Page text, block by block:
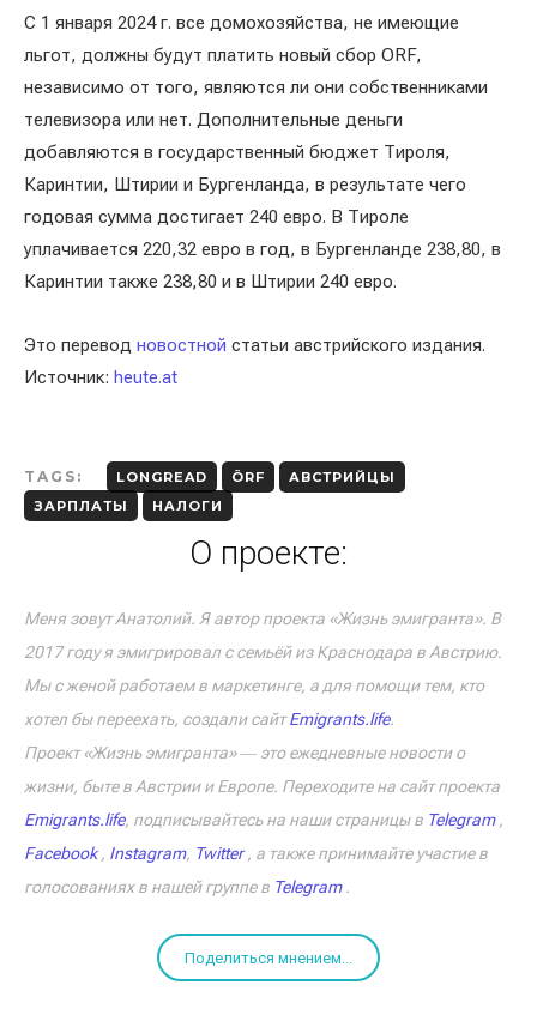
С 1 января 2024 г. все домохозяйства, не имеющие
льгот, должны будут платить новый сбор ORF,
независимо от того, являются ли они собственниками
телевизора или нет. Дополнительные деньги
добавляются в государственный бюджет Тироля,
Каринтии, Штирии и Бургенланда, в результате чего
годовая сумма достигает 240 евро. В Тироле
уплачивается 220,32 евро в год, в Бургенланде 238,80, в
Каринтии также 238,80 и в Штирии 240 евро.
Это перевод новостной статьи австрийского издания.
Источник: heute.at
TAGS: LONGREAD ÖRF
АВСТРИЙЦЫ
ЗАРПЛАТЫ
НАЛОГИ
О проекте:
Меня зовут Анатолий. Я автор проекта «Жизнь эмигранта». В
2017 году я эмигрировал с семьёй из Краснодара в Австрию.
Мы с женой работаем в маркетинге, а для помощи тем, кто
хотел бы переехать, создали сайтEmigrants.life.
Проект «Жизнь эмигранта» ― это ежедневные новости о
жизни, быте в Австрии и Европе. Переходите на сайт проекта
Emigrants.life, подписывайтесь на наши страницы в Telegram,
Facebook, Instagram, Twitter, а также принимайте участие в
голосованиях в нашей группе в Telegram.
Поделиться мнением...